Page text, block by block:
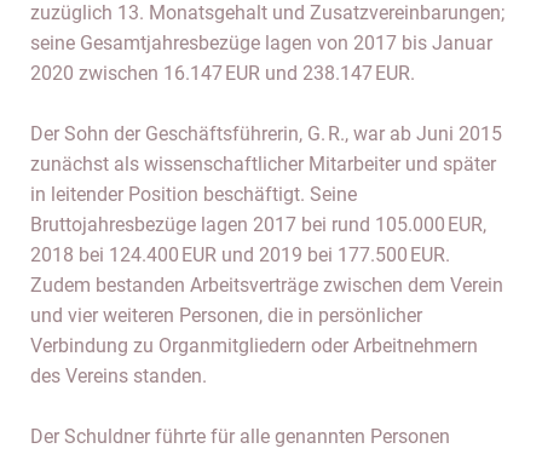
zuzüglich 13. Monatsgehalt und Zusatzvereinbarungen;
seine Gesamtjahresbezüge lagen von 2017 bis Januar
2020 zwischen 16.147 EUR und 238.147 EUR.
Der Sohn der Geschäftsführerin, G. R., war ab Juni 2015
zunächst als wissenschaftlicher Mitarbeiter und später
in leitender Position beschäftigt. Seine
Bruttojahresbezüge lagen 2017 bei rund 105.000 EUR,
2018 bei 124.400 EUR und 2019 bei 177.500 EUR.
Zudem bestanden Arbeitsverträge zwischen dem Verein
und vier weiteren Personen, die in persönlicher
Verbindung zu Organmitgliedern oder Arbeitnehmern
des Vereins standen.
Der Schuldner führte für alle genannten Personen